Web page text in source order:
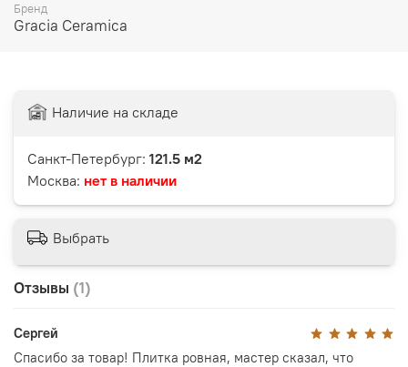
Бренд
Gracia Ceramica
Отзывы (1)
Сергей
Спасибо за товар! Плитка ровная, мастер сказал, что
Наличие на складе
Санкт-Петербург: 121.5 м2
Москва: нет в наличии
Выбрать